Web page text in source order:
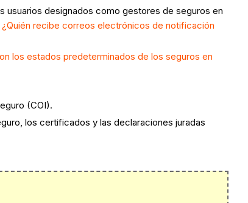
usuarios designados como gestores de seguros en
¿Quién recibe correos electrónicos de notificación
los estados predeterminados de los seguros en
(COI).
los certificados y las declaraciones juradas